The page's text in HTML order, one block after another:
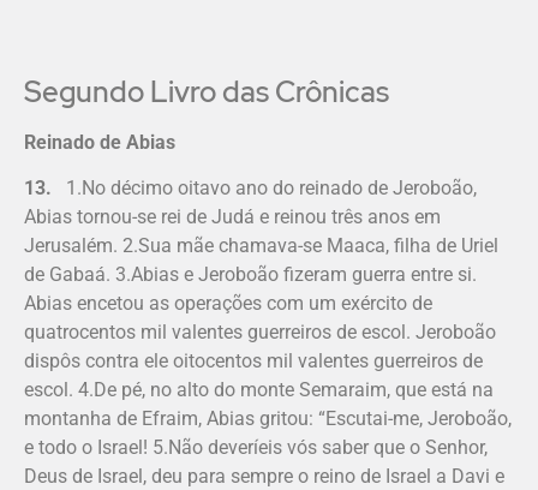
Segundo Livro das Crônicas
Reinado de Abias
13. 1.No décimo oitavo ano do reinado de Jeroboão,
Abias tornou-se rei de Judá e reinou três anos em
Jerusalém. 2.Sua mãe chamava-se Maaca, filha de Uriel
de Gabaá. 3.Abias e Jeroboão fizeram guerra entre si.
Abias encetou as operações com um exército de
quatrocentos mil valentes guerreiros de escol. Jeroboão
dispôs contra ele oitocentos mil valentes guerreiros de
escol. 4.De pé, no alto do monte Semaraim, que está na
montanha de Efraim, Abias gritou: “Escutai-me, Jeroboão,
e todo o Is­rael! 5.Não deveríeis vós saber que o Senhor,
Deus de Israel, deu para sempre o reino de Israel a Davi e